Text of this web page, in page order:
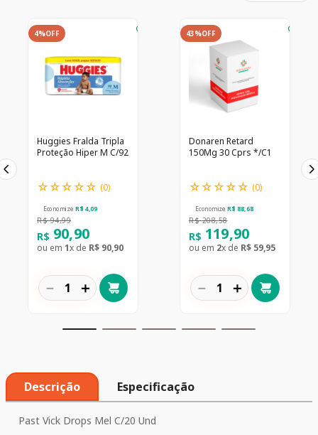
4%OFF
Huggies Fralda Tripla
Proteção Hiper M C/92
☆☆☆☆☆ (0)
Economize R$ 4,09
R$ 94,99
R$ 90,90
ou em 1x de R$ 90,90
＋
－
43%OFF
Donaren Retard
150Mg 30 Cprs */C1
☆☆☆☆☆ (0)
Economize R$ 88,68
R$ 208,58
R$ 119,90
ou em 2x de R$ 59,95
＋
－
Descrição Especificação
Past Vick Drops Mel C/20 Und